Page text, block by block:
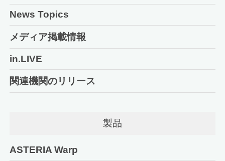
News Topics
メディア掲載情報
in.LIVE
関連機関のリリース
製品
ASTERIA Warp